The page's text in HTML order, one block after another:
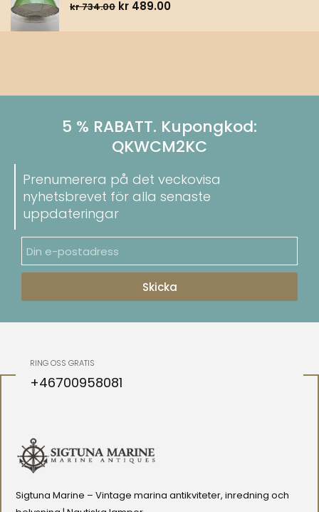
kr734.00 kr 489.00
5 % RABATT. Kupongkod:
QKWCM2KC
Prenumerera på det veckovisa
nyhetsbrevet för alla senaste
uppdateringar
Skicka
RING OSS GRATIS
+46700958081
Sigtuna Marine – Vintage marina antikviteter, inredning och